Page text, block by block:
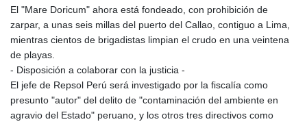
El "Mare Doricum" ahora está fondeado, con prohibición de
zarpar, a unas seis millas del puerto del Callao, contiguo a Lima,
mientras cientos de brigadistas limpian el crudo en una veintena
de playas.
- Disposición a colaborar con la justicia -
El jefe de Repsol Perú será investigado por la fiscalía como
presunto "autor" del delito de "contaminación del ambiente en
agravio del Estado" peruano, y los otros tres directivos como